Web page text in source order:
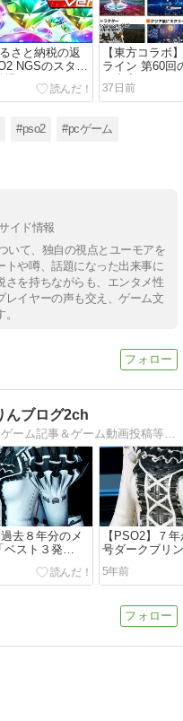
さと納税の返
NGSのスター
！
【東方コラボ
ライン 第60回
ト内容まとめ
37日前
#pso2 #pcゲーム
イド情報
いて、独自の視点とユーモアを
や噂、話題になった出来事に
さを持ちながらも、エンタメ性
レイヤーの声も交え、ゲーム文
んブログ2ch
主に、PSO2/DIVA/PSPo2i中心にゲーム記事＆ゲーム動画投稿等書きます。たまには料理、スポーツ、日常生活等のリアルな出来事も書きますが、週に１，２回…
過去８年分のメ
ベスト３発
【PSO2】７
号ダークブリ
得！！
5年前